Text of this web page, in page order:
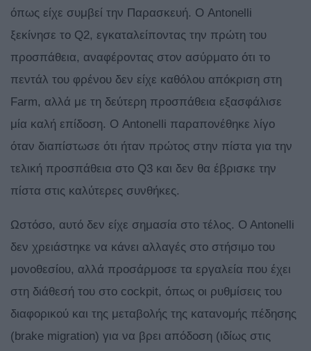
όπως είχε συμβεί την Παρασκευή. Ο Antonelli
ξεκίνησε το Q2, εγκαταλείποντας την πρώτη του
προσπάθεια, αναφέροντας στον ασύρματο ότι το
πεντάλ του φρένου δεν είχε καθόλου απόκριση στη
Farm, αλλά με τη δεύτερη προσπάθεια εξασφάλισε
μία καλή επίδοση. Ο Antonelli παραπονέθηκε λίγο
όταν διαπίστωσε ότι ήταν πρώτος στην πίστα για την
τελική προσπάθεια στο Q3 και δεν θα έβρισκε την
πίστα στις καλύτερες συνθήκες.
Ωστόσο, αυτό δεν είχε σημασία στο τέλος. O Antonelli
δεν χρειάστηκε να κάνει αλλαγές στο στήσιμο του
μονοθεσίου, αλλά προσάρμοσε τα εργαλεία που έχει
στη διάθεσή του στο cockpit, όπως οι ρυθμίσεις του
διαφορικού και της μεταβολής της κατανομής πέδησης
(brake migration) για να βρει απόδοση (ιδίως στις